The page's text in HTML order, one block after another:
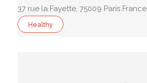
37 rue la Fayette, 75009 Paris France
Healthy